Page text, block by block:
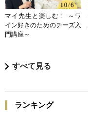
マイ先生と楽しむ！ ～ワ
イン好きのためのチーズ入
門講座～
すべて見る
ランキング